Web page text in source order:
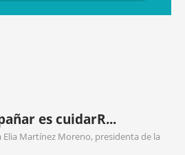
es cuidarR...
Elia Martínez Moreno, presidenta de la